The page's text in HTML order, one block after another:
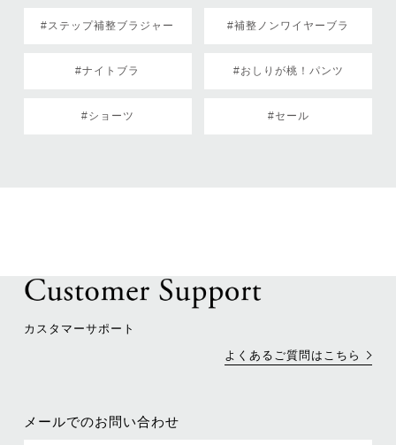
#ステップ補整ブラジャー #補整ノンワイヤーブラ
#ナイトブラ #おしりが桃！パンツ
#ショーツ #セール
カスタマーサポート
よくあるご質問はこちら
メールでのお問い合わせ